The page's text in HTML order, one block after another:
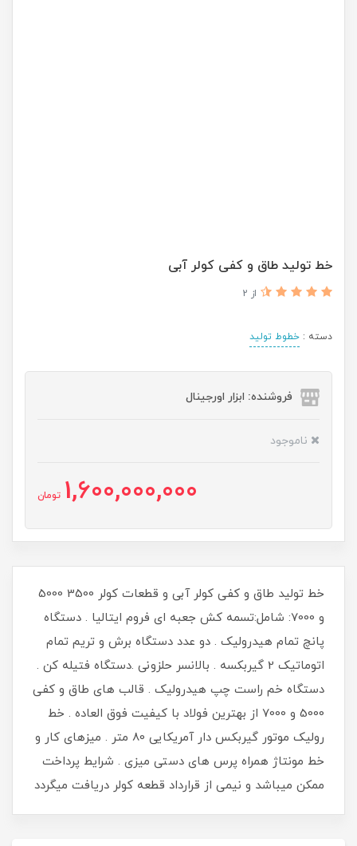
خط تولید طاق و کفی کولر آبی
از 2
دسته : خطوط تولید
فروشنده: ابزار اورجینال
ناموجود
1,600,000,000 تومان
خط تولید طاق و کفی کولر آبی و قطعات کولر 3500 5000
و 7000: شامل:تسمه کش جعبه ای فروم ایتالیا . دستگاه
پانچ تمام هیدرولیک . دو عدد دستگاه برش و تریم تمام
اتوماتیک 2 گیربکسه . بالانسر حلزونی .دستگاه فتیله کن .
دستگاه خم راست چپ هیدرولیک . قالب های طاق و کفی
5000 و 7000 از بهترین فولاد با کیفیت فوق العاده . خط
رولیک موتور گیربکس دار آمریکایی 80 متر . میزهای کار و
خط مونتاژ همراه پرس های دستی میزی . شرایط پرداخت
ممکن میباشد و نیمی از قرارداد قطعه کولر دریافت میگردد